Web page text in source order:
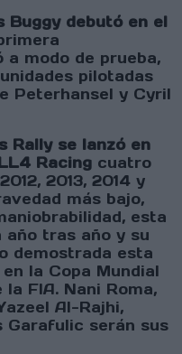
Buggy debutó en el
modo de prueba,
pilotadas
Peterhansel y Cyril
Rally se lanzó en
Racing cuatro
2013, 2014 y
más bajo,
esta
año tras año y su
demostrada esta
la Copa Mundial
FIA. Nani Roma,
Al-Rajhi,
Garafulic serán sus